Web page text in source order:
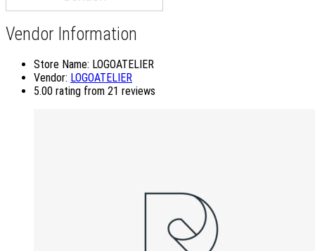
Vendor Information
Store Name: LOGOATELIER
Vendor: LOGOATELIER
5.00 rating from 21 reviews